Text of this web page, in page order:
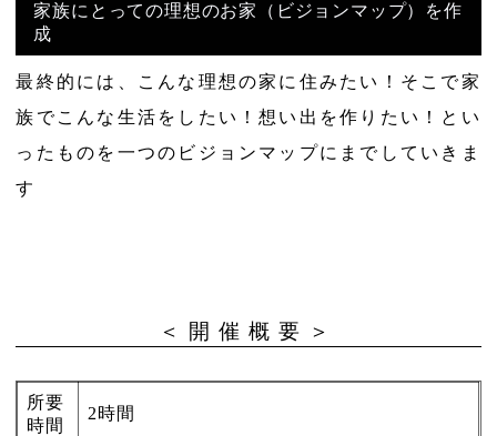
家族にとっての理想のお家（ビジョンマップ）を作
成
最終的には、こんな理想の家に住みたい！そこで家
族でこんな生活をしたい！想い出を作りたい！とい
ったものを一つのビジョンマップにまでしていきま
す
＜開催概要＞
所要
時間
2時間